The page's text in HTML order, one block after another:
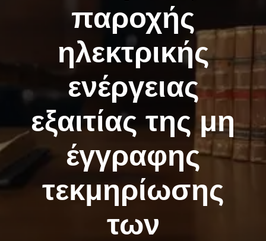
παροχής
ηλεκτρικής
ενέργειας
εξαιτίας της μη
έγγραφης
τεκμηρίωσης
των